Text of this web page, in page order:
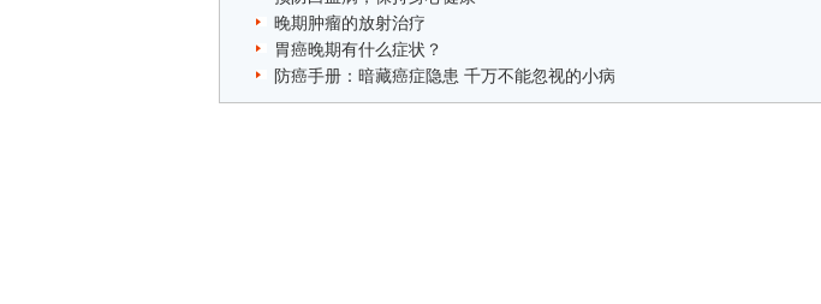
晚期肿瘤的放射治疗
胃癌晚期有什么症状？
防癌手册：暗藏癌症隐患 千万不能忽视的小病